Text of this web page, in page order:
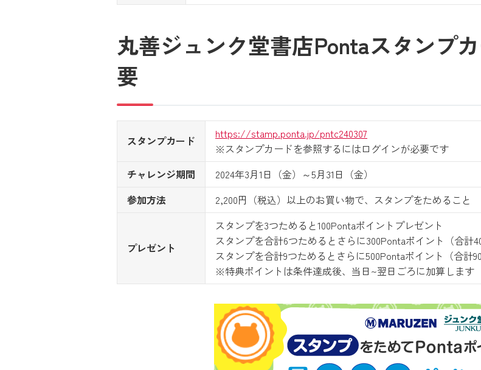
丸善ジュンク堂書店Pontaスタンプ
要
スタンプカード
https://stamp.ponta.jp/pntc240307
※スタンプカードを参照するにはログインが必要です
チャレンジ期間
2024年3月1日（金）～5月31日（金）
参加方法
2,200円（税込）以上のお買い物で、スタンプをためること
プレゼント
スタンプを3つためると100Pontaポイントプレゼント
スタンプを合計6つためるとさらに300Pontaポイント（合計
スタンプを合計9つためるとさらに500Pontaポイント（合計
※特典ポイントは条件達成後、当日~翌日ごろに加算します